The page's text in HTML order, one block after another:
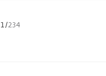
1 /234